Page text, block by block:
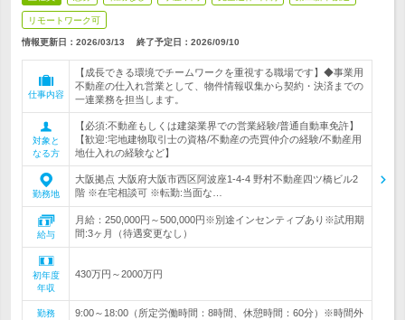
リモートワーク可
情報更新日：2026/03/13 終了予定日： 2026/09/10
仕事内容
【成長できる環境でチームワークを重視する職場です】◆事業用
不動産の仕入れ営業として、物件情報収集から契約・決済までの
一連業務を担当します。
対象と
なる方
【必須:不動産もしくは建築業界での営業経験/普通自動車免許】
【歓迎:宅地建物取引士の資格/不動産の売買仲介の経験/不動産用
地仕入れの経験など】
勤務地
大阪拠点 大阪府大阪市西区阿波座1-4-4 野村不動産四ツ橋ビル2
階 ※在宅相談可 ※転勤:当面な…
給与
月給：250,000円～500,000円※別途インセンティブあり※試用期
間:3ヶ月（待遇変更なし）
初年度
年収
430万円～2000万円
勤務
9:00～18:00（所定労働時間：8時間、休憩時間：60分）※時間外